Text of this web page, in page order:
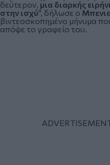
δεύτερον, μια διαρκής
στην ισχύ", δήλωσε ο
βιντεοσκοπημένο μήνυμα
απόψε το γραφείο του.